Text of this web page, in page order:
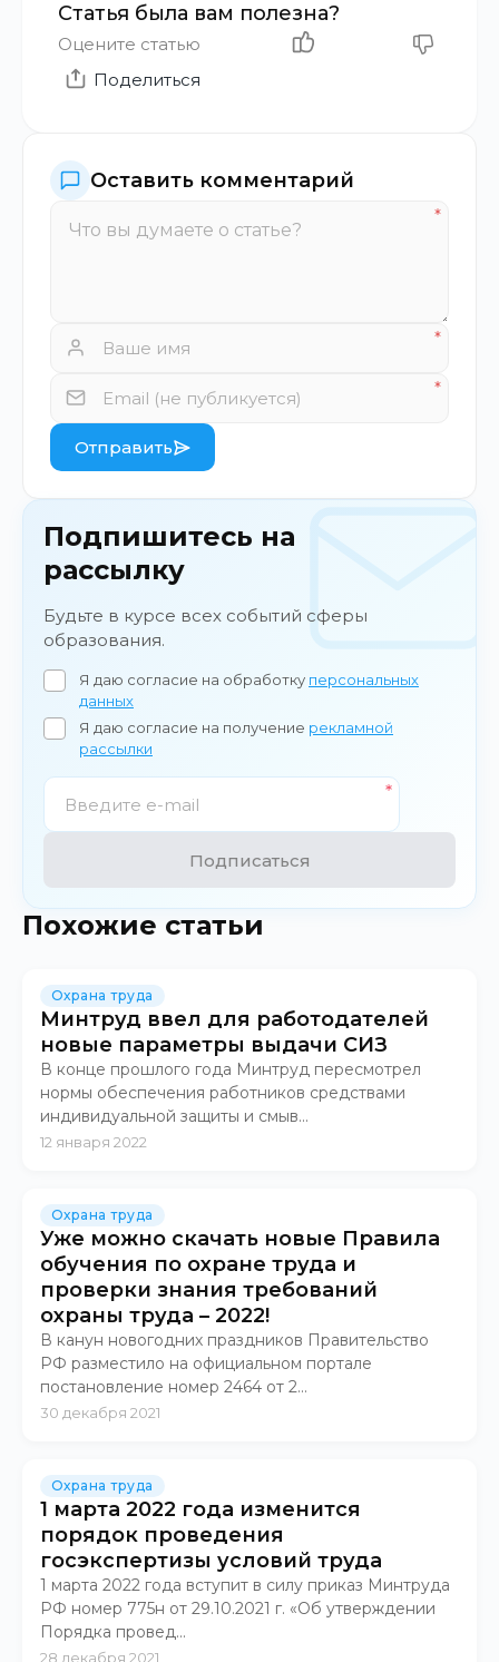
Статья была вам полезна?
Оцените статью
Поделиться
Оставить комментарий
Отправить
Подпишитесь на
рассылку
Будьте в курсе всех событий сферы
образования.
Я даю согласие на обработку персональных
данных
Я даю согласие на получение рекламной
рассылки
Подписаться
Похожие статьи
Охрана труда
Минтруд ввел для работодателей
новые параметры выдачи СИЗ
В конце прошлого года Минтруд пересмотрел
нормы обеспечения работников средствами
индивидуальной защиты и смыв...
12 января 2022
Охрана труда
Уже можно скачать новые Правила
обучения по охране труда и
проверки знания требований
охраны труда – 2022!
В канун новогодних праздников Правительство
РФ разместило на официальном портале
постановление номер 2464 от 2...
30 декабря 2021
Охрана труда
1 марта 2022 года изменится
порядок проведения
госэкспертизы условий труда
1 марта 2022 года вступит в силу приказ Минтруда
РФ номер 775н от 29.10.2021 г. «Об утверждении
Порядка провед...
28 декабря 2021